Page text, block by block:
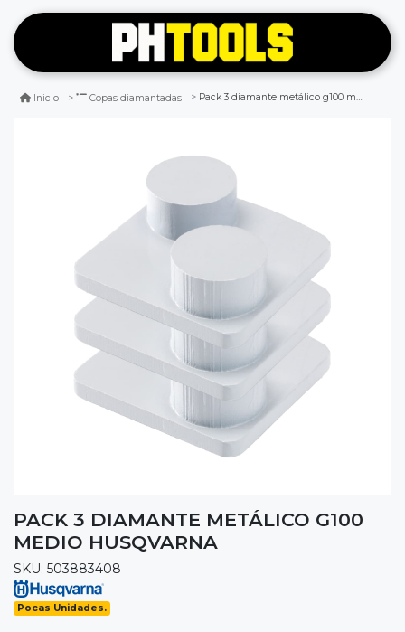
Inicio Copas diamantadas Pack 3 diamante metálico g100 medio husqvarna
PACK 3 DIAMANTE METÁLICO G100
MEDIO HUSQVARNA
SKU: 503883408
Pocas Unidades.